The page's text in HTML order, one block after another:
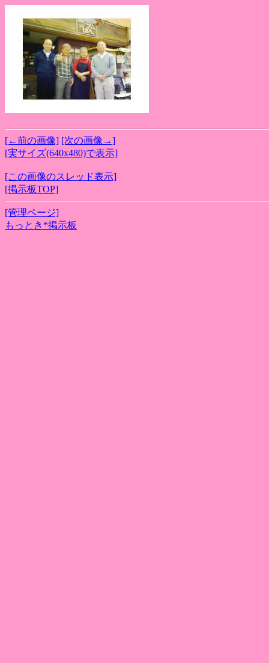
[←前の画像] [次の画像→]
[実サイズ(640x480)で表示]
[この画像のスレッド表示]
[掲示板TOP]
[管理ページ]
もっとき*掲示板